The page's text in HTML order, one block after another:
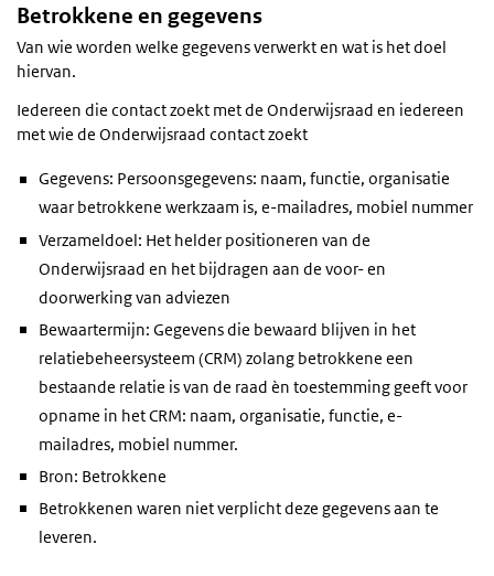
Betrokkene en gegevens
Van wie worden welke gegevens verwerkt en wat is het doel
hiervan.
Iedereen die contact zoekt met de Onderwijsraad en iedereen
met wie de Onderwijsraad contact zoekt
Gegevens: Persoonsgegevens: naam, functie, organisatie
waar betrokkene werkzaam is, e-mailadres, mobiel nummer
Verzameldoel: Het helder positioneren van de
Onderwijsraad en het bijdragen aan de voor- en
doorwerking van adviezen
Bewaartermijn: Gegevens die bewaard blijven in het
relatiebeheersysteem (CRM) zolang betrokkene een
bestaande relatie is van de raad èn toestemming geeft voor
opname in het CRM: naam, organisatie, functie, e-
mailadres, mobiel nummer.
Bron: Betrokkene
Betrokkenen waren niet verplicht deze gegevens aan te
leveren.